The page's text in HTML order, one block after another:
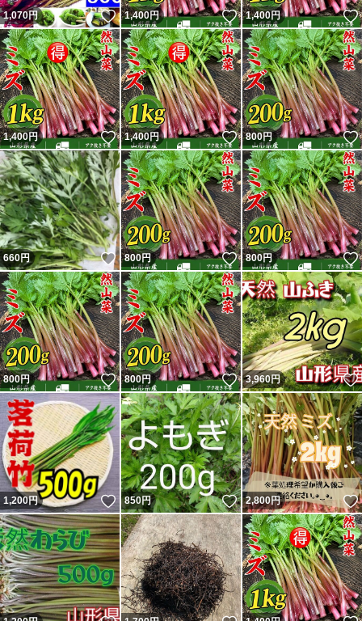
1,070円 いいね！
1,400円 いいね！
1,400円
1,400円 いいね！
1,400円 いいね！
800円
660円 いいね！
800円 いいね！
800円
800円 いいね！
800円 いいね！
3,960円
1,200円 いいね！
850円 いいね！
2,800円